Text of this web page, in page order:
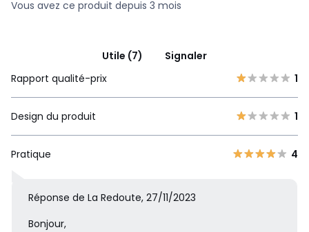
Vous avez ce produit depuis 3 mois
Utile (7)
Signaler
Rapport qualité-prix
1
Design du produit 1
Pratique 4
Réponse de La Redoute, 27/11/2023
Bonjour,